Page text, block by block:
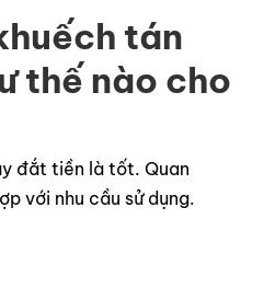
tán
thế nào cho
đắt tiền là tốt. Quan
với nhu cầu sử dụng.